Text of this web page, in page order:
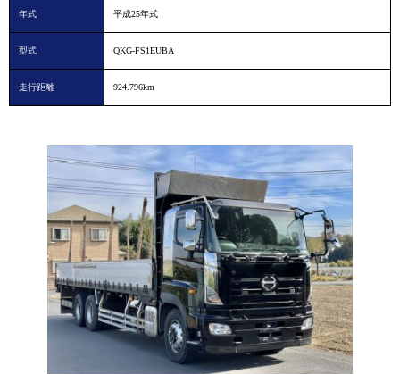
年式 平成25年式
型式 QKG-FS1EUBA
走行距離 924.796km